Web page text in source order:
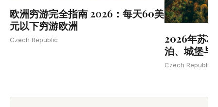
欧洲穷游完全指南 2026：每天60美
元以下穷游欧洲
Czech Republic
2026年苏
泊、城堡与
Czech Republic